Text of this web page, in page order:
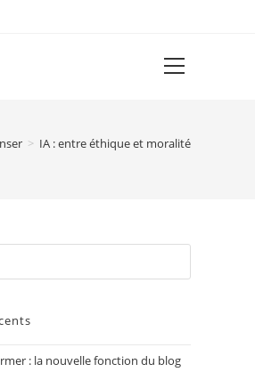
View
> IA : entre éthique et moralité
: la nouvelle fonction du blog